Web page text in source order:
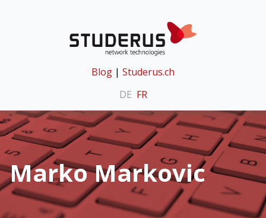
Blog | Studerus.ch
DE FR
Marko Markovic